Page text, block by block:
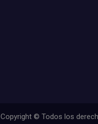
Copyright © Todos los